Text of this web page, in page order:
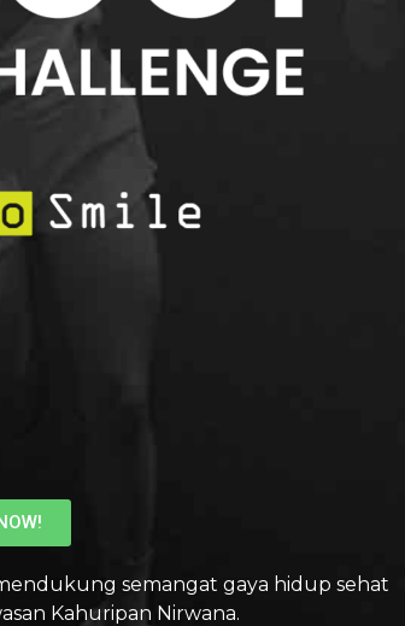
semangat gaya hidup sehat
Kahuripan Nirwana.